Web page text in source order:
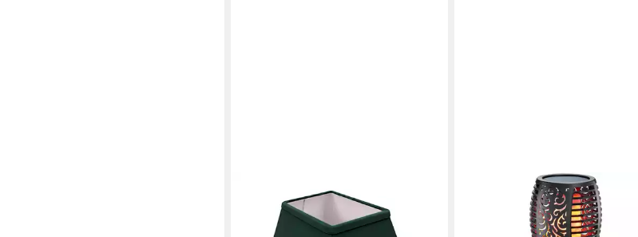
Lampenschirm Lampenschirm
rechteckig Velvet grün
KYNAST GARDEN
LED Solarleuchte Solarfackel mit
Flammeneffekt Gartenstecker